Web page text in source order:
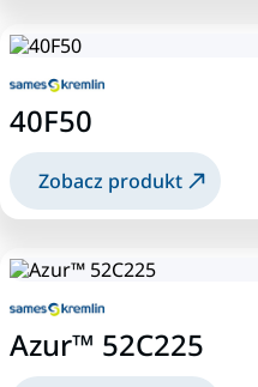
40F50
Zobacz produkt
Azur™ 52C225